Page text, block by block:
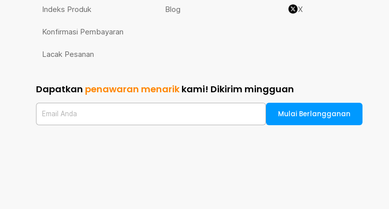
Indeks Produk
Konfirmasi Pembayaran
Lacak Pesanan
Blog X
Dapatkan penawaran menarik kami! Dikirim mingguan
Email Anda Mulai Berlangganan